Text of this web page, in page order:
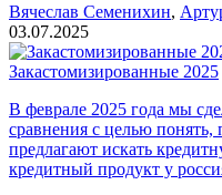
Вячеслав Семенихин,
03.07.2025
Закастомизированные 2025
В феврале 2025 года мы
сравнения с целью
предлагают искать
кредитный продукт у